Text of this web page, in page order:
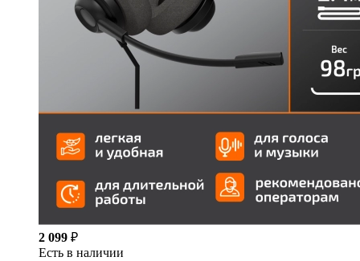
2 099 ₽
Есть в наличии